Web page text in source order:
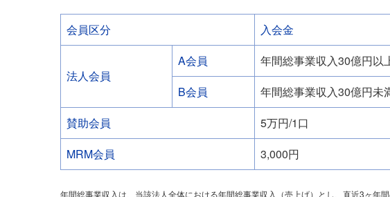
会員区分 入会金
法人会員
A会員 年間総事業収入30億円以
B会員
年間総事業収入30億円未
賛助会員
5万円/1口
MRM会員
3,000円
年間総事業収入は、当該法人全体における年間総事業収入（売上げ）とし、直近3ヶ年間